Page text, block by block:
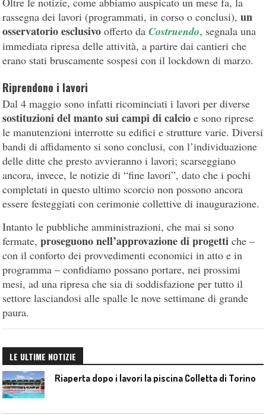
rassegna dei lavori (programmati, in corso o conclusi),un
osservatorio esclusivo offerto daCostruendo, segnala una
immediata ripresa delle attività, a partire dai cantieri che
erano stati bruscamente sospesi con il lockdown di marzo.
Riprendono i lavori
Dal 4 maggio sono infatti ricominciati i lavori per diverse
sostituzioni del manto sui campi di calcio e sono riprese
le manutenzioni interrotte su edifici e strutture varie. Diversi
bandi di affidamento si sono conclusi, con l’individuazione
delle ditte che presto avvieranno i lavori; scarseggiano
ancora, invece, le notizie di “fine lavori”, dato che i pochi
completati in questo ultimo scorcio non possono ancora
essere festeggiati con cerimonie collettive di inaugurazione.
Intanto le pubbliche amministrazioni, che mai si sono
fermate,proseguono nell’approvazione di progetti che –
con il conforto dei provvedimenti economici in atto e in
programma – confidiamo possano portare, nei prossimi
mesi, ad una ripresa che sia di soddisfazione per tutto il
settore lasciandosi alle spalle le nove settimane di grande
paura.
LE ULTIME NOTIZIE
Riaperta dopo i lavori la piscina Colletta di Torino